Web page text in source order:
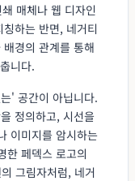
매체나 웹 디자인
하는 반면, 네거티
경의 관계를 통해
니다.
' 공간이 아닙니다.
정의하고, 시선을
이미지를 암시하는
한 페덱스 로고의
그림자처럼, 네거